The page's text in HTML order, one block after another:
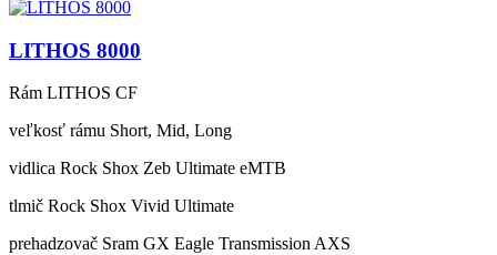
LITHOS 8000
Rám LITHOS CF
veľkosť rámu Short, Mid, Long
vidlica Rock Shox Zeb Ultimate eMTB
tlmič Rock Shox Vivid Ultimate
prehadzovač Sram GX Eagle Transmission AXS